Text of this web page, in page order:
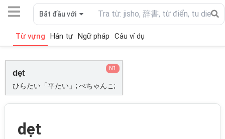
Bắt đầu với
Từ vựng Hán tự Ngữ pháp Câu ví dụ
dẹt
ひらたい「平たい」; ぺちゃんこ;
N1
dẹt